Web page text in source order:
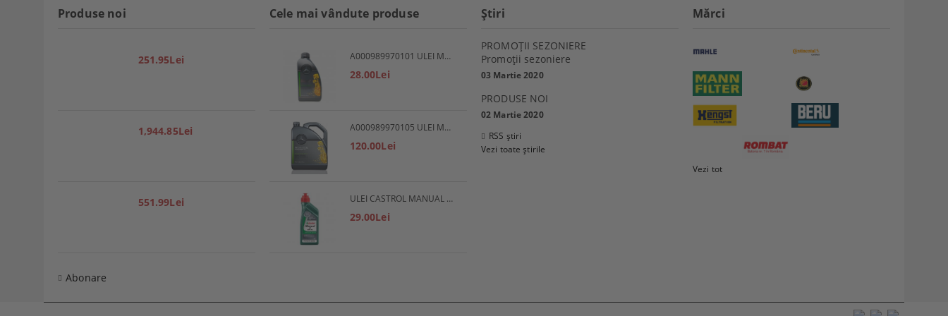
Produse noi
251.95Lei
1,944.85Lei
551.99Lei
Abonare
Cele mai vândute produse
A000989970101 ULEI MOTOR 5W30 1L MERCEDES
28.00Lei
A000989970105 ULEI MOTOR 5W30 5L MERCEDES
120.00Lei
ULEI CASTROL MANUAL EP 80W90
29.00Lei
Ştiri
PROMOŢII SEZONIERE
Promoţii sezoniere
03 Martie 2020
PRODUSE NOI
02 Martie 2020
RSS știri
Vezi toate știrile
Mărci
Vezi tot